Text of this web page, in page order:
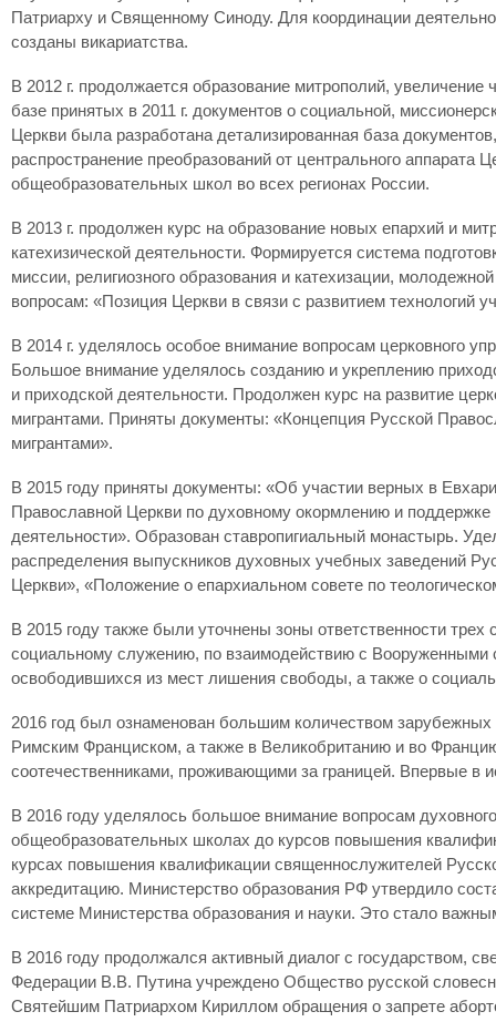
Патриарху и Священному Синоду. Для координации
созданы викариатства.
В 2012 г. продолжается образование митрополий,
базе принятых в 2011 г. документов о социальной,
Церкви была разработана детализированная база
распространение преобразований от центрального
общеобразовательных школ во всех регионах России.
В 2013 г. продолжен курс на образование новых епархий и
катехизической деятельности. Формируется система
миссии, религиозного образования и катехизации,
вопросам: «Позиция Церкви в связи с развитием
В 2014 г. уделялось особое внимание вопросам церковного
Большое внимание уделялось созданию и укреплению
и приходской деятельности. Продолжен курс на развитие
мигрантами. Приняты документы: «Концепция Русской
мигрантами».
В 2015 году приняты документы: «Об участии верных в
Православной Церкви по духовному окормлению и
деятельности». Образован ставропигиальный монастырь.
распределения выпускников духовных учебных заведений
Церкви», «Положение о епархиальном совете по
В 2015 году также были уточнены зоны ответственности
социальному служению, по взаимодействию с Вооруженными
освободившихся из мест лишения свободы, а также о
2016 год был ознаменован большим количеством
Римским Франциском, а также в Великобританию и во
соотечественниками, проживающими за границей. Впервые в
В 2016 году уделялось большое внимание вопросам
общеобразовательных школах до курсов повышения
курсах повышения квалификации священнослужителей
аккредитацию. Министерство образования РФ утвердило
системе Министерства образования и науки. Это стало
В 2016 году продолжался активный диалог с государством,
Федерации В.В. Путина учреждено Общество русской
Святейшим Патриархом Кириллом обращения о запрете